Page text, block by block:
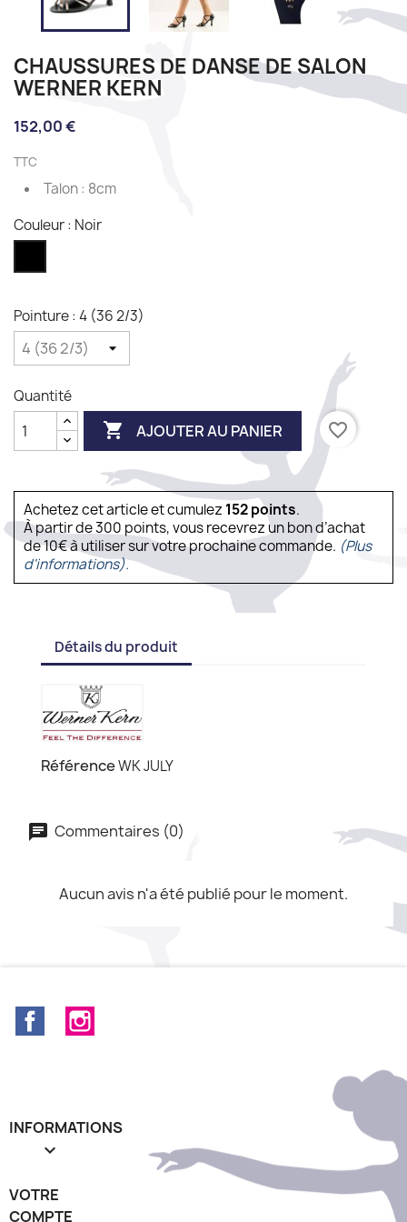
CHAUSSURES DE DANSE DE SALON
WERNER KERN
152,00 €
TTC
Talon : 8cm
Couleur : Noir
Pointure : 4 (36 2/3)
Quantité
 AJOUTER AU PANIER favorite_border
Achetez cet article et cumulez 152points.
À partir de 300 points, vous recevrez un bon d’achat
de 10€ à utiliser sur votre prochaine commande. (Plus
d'informations).
Détails du produit
RéférenceWK JULY
Commentaires (0)
Aucun avis n'a été publié pour le moment.
Facebook
INFORMATIONS

VOTRE
COMPTE